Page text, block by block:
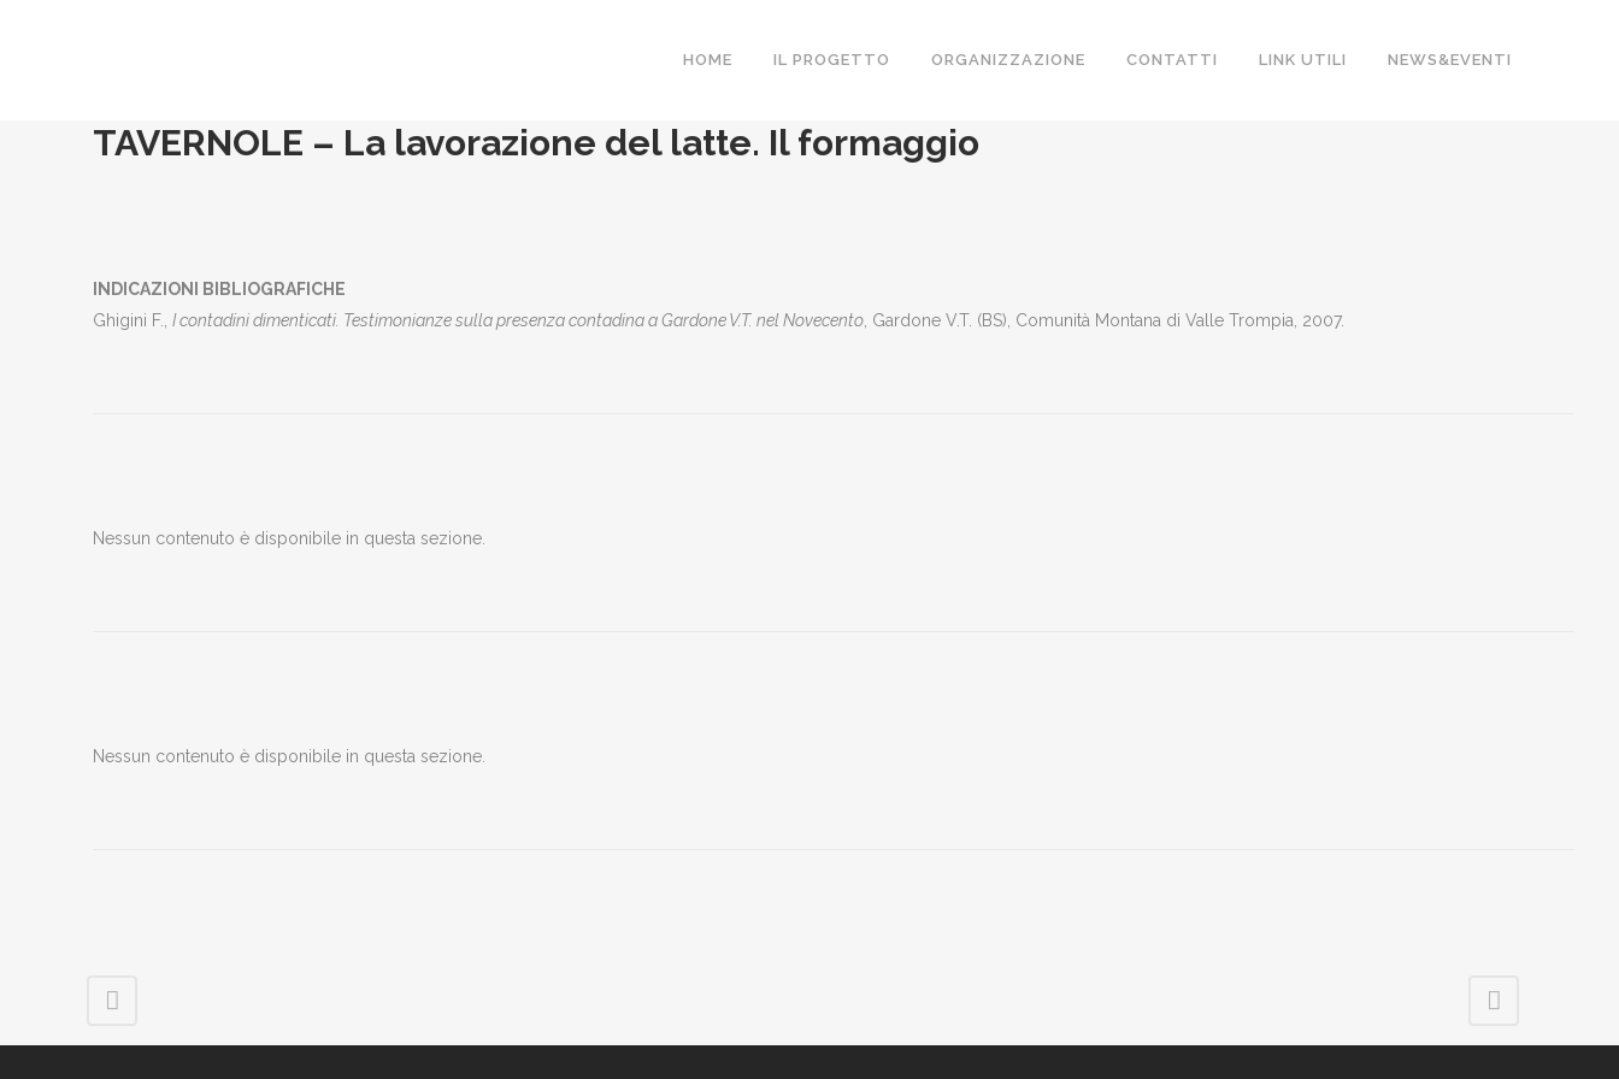
HOME IL PROGETTO ORGANIZZAZIONE CONTATTI LINK UTILI NEWS&EVENTI
TAVERNOLE – La lavorazione del latte. Il formaggio
INDICAZIONI BIBLIOGRAFICHE
Ghigini F., I contadini dimenticati. Testimonianze sulla presenza contadina a Gardone V.T. nel Novecento , Gardone V.T. (BS), Comunità Montana di Valle Trompia, 2007.
Nessun contenuto è disponibile in questa sezione.
Nessun contenuto è disponibile in questa sezione.